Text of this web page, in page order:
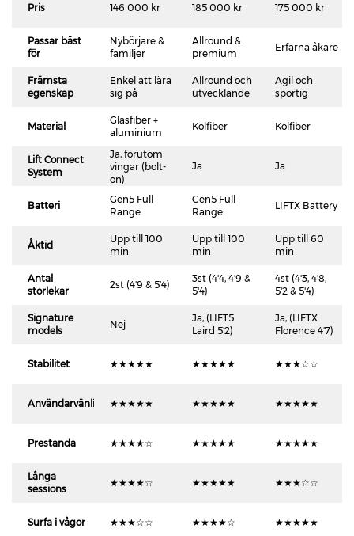
Pris 146 000 kr 185 000 kr 175 000 kr
Passar bäst
för
Nybörjare &
familjer
Allround &
premium
Erfarna åkare
Främsta
egenskap
Enkel att lära
sig på
Allround och
utvecklande
Agil och
sportig
Material
Glasfiber +
aluminium
Kolfiber Kolfiber
Lift Connect
System
Ja, förutom
vingar (bolt-
on)
Ja Ja
Batteri
Gen5 Full
Range
Gen5 Full
Range
LIFTX Battery
Åktid
Upp till 100
min
Upp till 100
min
Upp till 60
min
Antal
storlekar
2st (4'9 & 5'4)
3st (4'4, 4'9 &
5'4)
4st (4'3, 4'8,
5'2 & 5'4)
Signature
models
Nej
Ja, (LIFT5
Laird 5'2)
Ja, (LIFTX
Florence 4'7)
Stabilitet ★★★★★ ★★★★★ ★★★☆☆
Användarvänlighet★★★★★ ★★★★★ ★★★★★
Prestanda ★★★★☆ ★★★★★ ★★★★★
Långa
sessions
★★★★☆ ★★★★★ ★★★☆☆
Surfa i vågor ★★★☆☆ ★★★★☆ ★★★★★